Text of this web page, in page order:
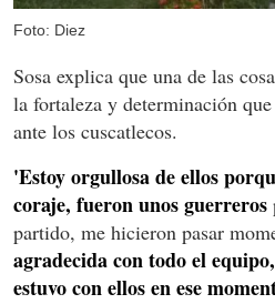
Foto: Diez
Sosa explica que una de las
la fortaleza y determinación
ante los cuscatlecos.
'Estoy orgullosa de ellos
coraje, fueron unos guerreros
partido, me hicieron pasar
agradecida con todo el
estuvo con ellos en ese